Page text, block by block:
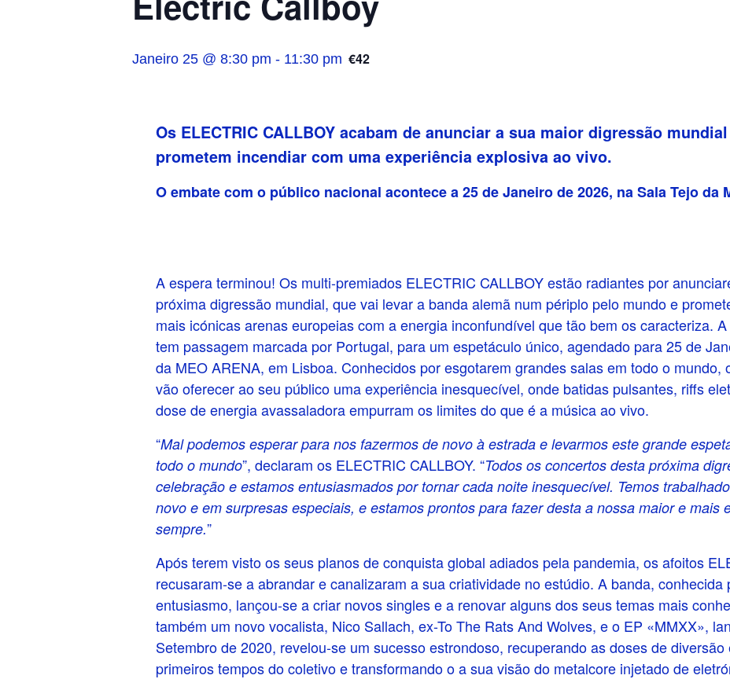
Janeiro 25 @ 8:30 pm - 11:30 pm €42
Os ELECTRIC CALLBOY acabam de anunciar a sua maior digressão
prometem incendiar com uma experiência explosiva ao vivo.
O embate com o público nacional acontece a 25 de Janeiro de 2026, na Sala Tejo da
A espera terminou! Os multi-premiados ELECTRIC CALLBOY estão radiantes por
próxima digressão mundial, que vai levar a banda alemã num périplo pelo mundo e
mais icónicas arenas europeias com a energia inconfundível que tão bem os caracteriza.
tem passagem marcada por Portugal, para um espetáculo único, agendado para 25 de
da MEO ARENA, em Lisboa. Conhecidos por esgotarem grandes salas em todo o mundo,
vão oferecer ao seu público uma experiência inesquecível, onde batidas pulsantes, riffs
dose de energia avassaladora empurram os limites do que é a música ao vivo.
“Mal podemos esperar para nos fazermos de novo à estrada e levarmos este grande
todo o mundo”, declaram os ELECTRIC CALLBOY. “Todos os concertos desta próxima
celebração e estamos entusiasmados por tornar cada noite inesquecível. Temos
novo e em surpresas especiais, e estamos prontos para fazer desta a nossa maior e mais
sempre.”
Após terem visto os seus planos de conquista global adiados pela pandemia, os afoitos
recusaram-se a abrandar e canalizaram a sua criatividade no estúdio. A banda, conhecida
entusiasmo, lançou-se a criar novos singles e a renovar alguns dos seus temas mais
também um novo vocalista, Nico Sallach, ex-To The Rats And Wolves, e o EP «MMXX»,
Setembro de 2020, revelou-se um sucesso estrondoso, recuperando as doses de
primeiros tempos do coletivo e transformando o a sua visão do metalcore injetado de